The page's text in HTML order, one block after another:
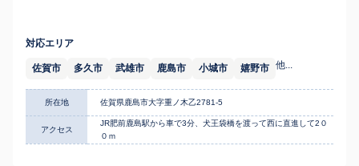
対応エリア
佐賀市 多久市 武雄市 鹿島市 小城市 嬉野市 他...
所在地 佐賀県鹿島市大字重ノ木乙2781-5
アクセス
JR肥前鹿島駅から車で3分、犬王袋橋を渡って西に直進して2０
０ｍ